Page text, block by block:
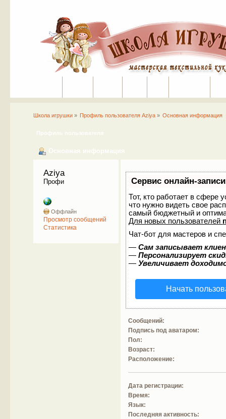
Школа игрушки» Профиль пользователя Aziya » Основная информация
Профиль пользователя
Основная информация
Aziya
Профи
Оффлайн
Просмотр сообщений
Статистика
Сервис онлайн-
Тот, кто работает в сфере
что нужно видеть свое
самый бюджетный и
Для новых пользователей
Чат-бот для мастеров и
—Сам записывает
—Персонализирует
—Увеличивает
Начать
Сообщений:
Подпись под аватаром:
Пол:
Возраст:
Расположение:
Дата регистрации:
Время:
Язык:
Последняя активность: